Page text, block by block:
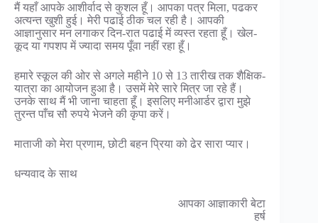
मैं यहाँ आपके आशीर्वाद से कुशल हूँ। आपका पत्र मिला, पढकर
अत्यन्त खुशी हुई। मेरी पढाई ठीक चल रही है। आपकी
आज्ञानुसार मन लगाकर दिन-रात पढाई में व्यस्त रहता हूँ। खेल-
कूद या गपशप में ज्यादा समय पूँवा नहीं रहा हूँ।
हमारे स्कूल की ओर से अगले महीने 10 से 13 तारीख तक शैक्षिक-
यात्रा का आयोजन हुआ है। उसमें मेरे सारे मित्र जा रहे हैं।
उनके साथ मैं भी जाना चाहता हूँ। इसलिए मनीआर्डर द्वारा मुझे
तुरन्त पाँच सौ रुपये भेजने की कृपा करें।
माताजी को मेरा प्रणाम, छोटी बहन प्रिया को ढेर सारा प्यार।
धन्यवाद के साथ
आपका आज्ञाकारी बेटा
हर्ष